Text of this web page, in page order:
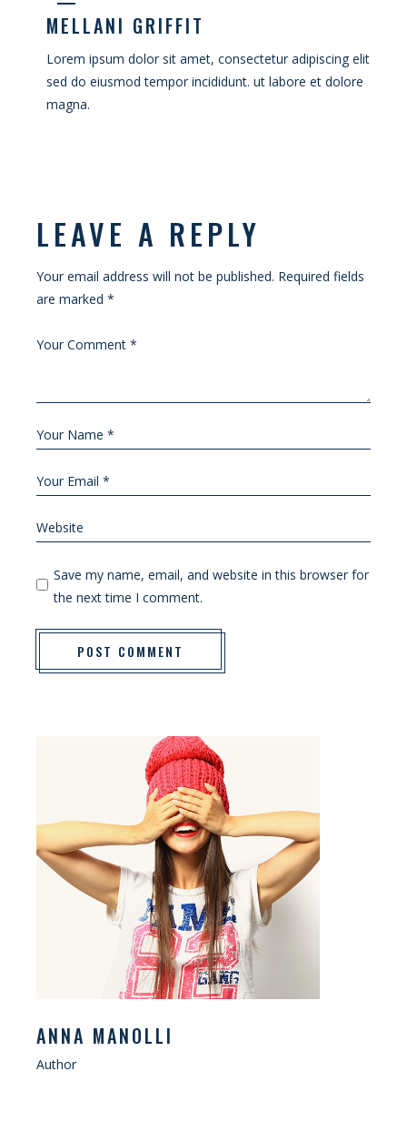
MELLANI GRIFFIT
Lorem ipsum dolor sit amet, consectetur adipiscing elit
sed do eiusmod tempor incididunt. ut labore et dolore
magna.
LEAVE A REPLY
Your email address will not be published. Required fields
are marked *
Save my name, email, and website in this browser for
the next time I comment.
POST COMMENT
ANNA MANOLLI
Author